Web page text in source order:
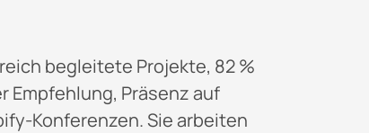
begleitete Projekte, 82 %
Empfehlung, Präsenz auf
Konferenzen. Sie arbeiten